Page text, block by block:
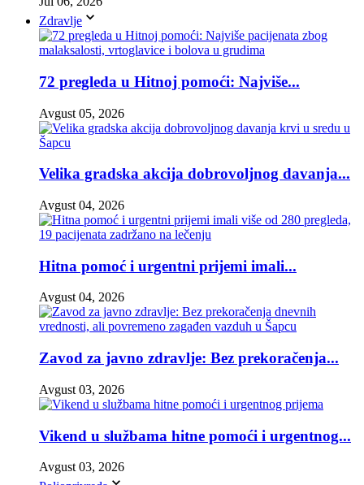
Zdravlje
72 pregleda u Hitnoj pomoći: Najviše...
Avgust 05, 2026
Velika gradska akcija dobrovoljnog davanja...
Avgust 04, 2026
Hitna pomoć i urgentni prijemi imali...
Avgust 04, 2026
Zavod za javno zdravlje: Bez prekoračenja...
Avgust 03, 2026
Vikend u službama hitne pomoći i urgentnog...
Avgust 03, 2026